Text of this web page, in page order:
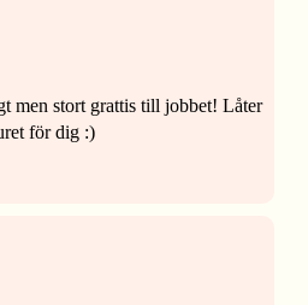
men stort grattis till jobbet! Låter
för dig :)